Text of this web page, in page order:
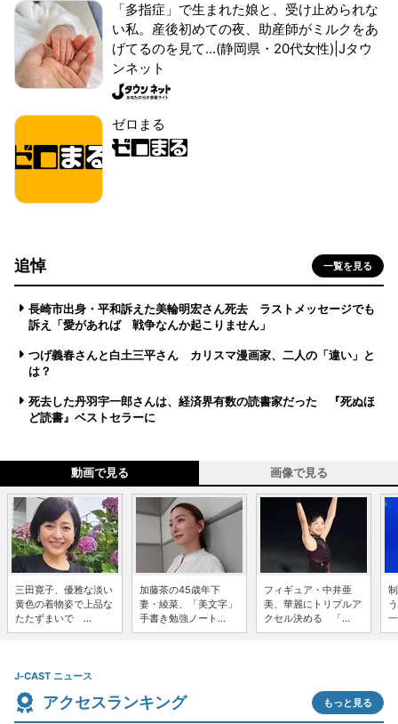
「多指症」で生まれた娘と、受け止められな
い私。産後初めての夜、助産師がミルクをあ
げてるのを見て...(静岡県・20代女性)|Jタウ
ンネット
ゼロまる
追悼 一覧を見る
長崎市出身・平和訴えた美輪明宏さん死去 ラストメッセージでも
訴え「愛があれば 戦争なんか起こりません」
つげ義春さんと白土三平さん カリスマ漫画家、二人の「違い」と
は？
死去した丹羽宇一郎さんは、経済界有数の読書家だった 『死ぬほ
ど読書』ベストセラーに
動画で見る 画像で見る
三田寛子、優雅な淡い
黄色の着物姿で上品な
たたずまいで ...
加藤茶の45歳年下
妻・綾菜、「美文字」
手書き勉強ノート...
フィギュア・中井亜
美、華麗にトリプルア
クセル決める 「...
J-CAST ニュース
アクセスランキング もっと見る